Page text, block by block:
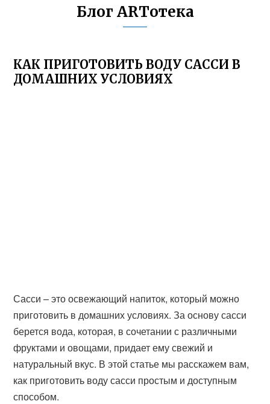
Блог ARTотека
КАК ПРИГОТОВИТЬ ВОДУ САССИ В
ДОМАШНИХ УСЛОВИЯХ
Сасси – это освежающий напиток, который можно
приготовить в домашних условиях. За основу сасси
берется вода, которая, в сочетании с различными
фруктами и овощами, придает ему свежий и
натуральный вкус. В этой статье мы расскажем вам,
как приготовить воду сасси простым и доступным
способом.